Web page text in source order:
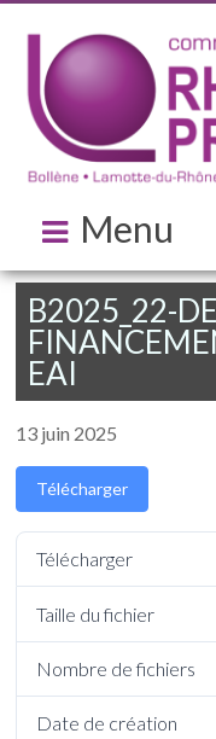
Menu
B2025_22-
EAI
13 juin 2025
Télécharger
Télécharger
Taille du fichier
Nombre de fichiers
Date de création